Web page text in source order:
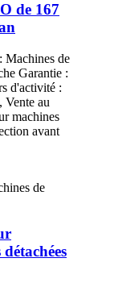
de 167
Machines de
Garantie :
d'activité :
Vente au
machines
avant